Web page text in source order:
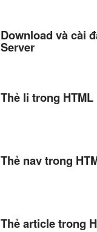
Download và cài
Server
Thẻ li trong HTML
Thẻ nav trong
Thẻ article trong